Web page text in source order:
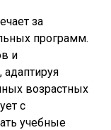
за
программ.
и
адаптируя
возрастных
с
учебные